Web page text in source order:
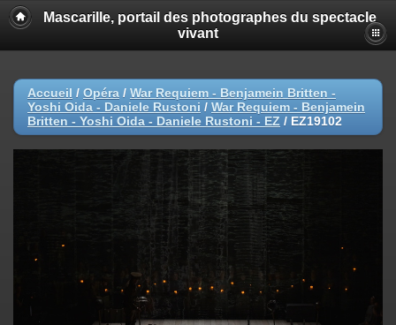
Mascarille, portail des photographes du spectacle
vivant
Accueil / Opéra / War Requiem - Benjamein Britten -
Yoshi Oida - Daniele Rustoni / War Requiem - Benjamein
Britten - Yoshi Oida - Daniele Rustoni - EZ / EZ19102